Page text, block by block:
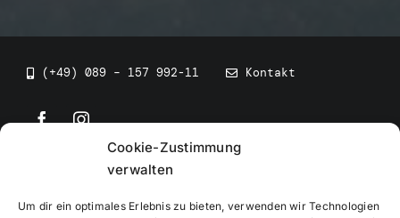
Cookie-Zustimmung
verwalten
Um dir ein optimales Erlebnis zu bieten, verwenden wir Technologien
(+49) 089 – 157 992-11 Kontakt
• BEV Bayerischer Eissportverband